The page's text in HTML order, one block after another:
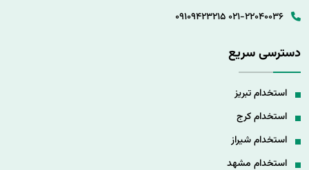
021-22040036
09109423215
دسترسی سریع
استخدام تبریز
استخدام کرج
استخدام شیراز
استخدام مشهد